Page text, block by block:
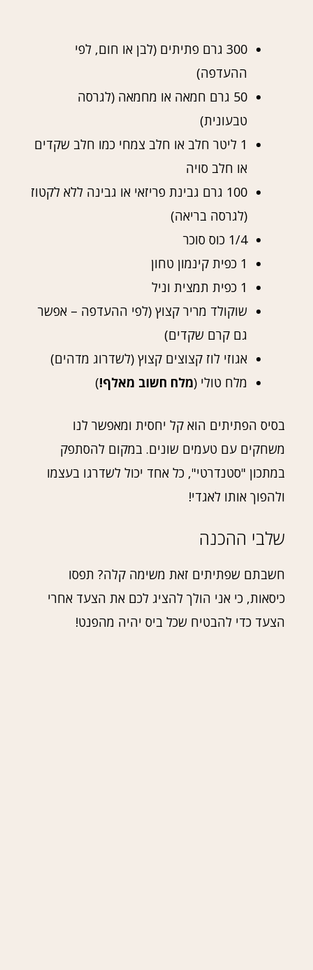
300 גרם פתיתים (לבן או חום, לפי
ההעדפה)
50 גרם חמאה או מחמאה (לגרסה
טבעונית)
1 ליטר חלב או חלב צמחי כמו חלב שקדים
או חלב סויה
100 גרם גבינת פריזאי או גבינה ללא לקטוז
(לגרסה בריאה)
1/4 כוס סוכר
1 כפית קינמון טחון
1 כפית תמצית וניל
שוקולד מריר קצוץ (לפי ההעדפה – אפשר
גם קרם שקדים)
אגוזי לוז קצוצים קצוץ (לשדרוג מדהים)
מלח טולי (מלח חשוב מאלף!)
בסיס הפתיתים הוא קל יחסית ומאפשר לנו
משחקים עם טעמים שונים. במקום להסתפק
במתכון "סטנדרטי", כל אחד יכול לשדרגו בעצמו
ולהפוך אותו לאגדי!
שלבי ההכנה
חשבתם שפתיתים זאת משימה קלה? תפסו
כיסאות, כי אני הולך להציג לכם את הצעד אחרי
הצעד כדי להבטיח שכל ביס יהיה מהפנט!